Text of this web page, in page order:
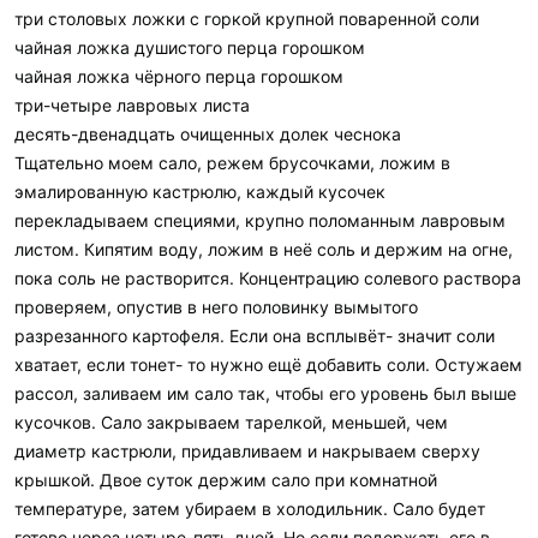
отталкивался .
ингридиенты и оборудование
Нам нужна мясорубка или кухонный измельчитель. Можно и
увеличения калорийности в продуктах.
Сначала берем чайную чашку овсяных «геркулес» (можно
других хлопьев, все зависит от ваших вкусов) измельчаем
хлопья в муку. Отставляем в сторону.
Берем сухофрукты и орехи, каждый выбирает для себя
преимущественные сухофрукты, кому что больше нравиться,
по горсти. Я беру очищенные сушенные грецкие орехи, изюм,
Вариации с сухофруктами множество. Если вы будете
использовать кунжут или другие мелкие семечки, сначала
измельчите их а после уже по горсти добавляйте все
остальное что вам нравится.
Можно добавить все что нравится, но как мы знаем, в горах у
нас обостряются вкусовые рецепты. Составьте для себя
основные вкусы, вкусы кураги+орехи, чернослива+орехи,
финиковый+орехи. Измельчите сухофрукты и орехи до
пастообразной массы.
три столовых ложки с горкой крупной поваренной соли
чайная ложка душистого перца горошком
чайная ложка чёрного перца горошком
три-четыре лавровых листа
десять-двенадцать очищенных долек чеснока
Тщательно моем сало, режем брусочками, ложим в
эмалированную кастрюлю, каждый кусочек
перекладываем специями, крупно поломанным лавровым
листом. Кипятим воду, ложим в неё соль и держим на огне,
пока соль не растворится. Концентрацию солевого раствора
проверяем, опустив в него половинку вымытого
разрезанного картофеля. Если она всплывёт- значит соли
хватает, если тонет- то нужно ещё добавить соли. Остужаем
рассол, заливаем им сало так, чтобы его уровень был выше
кусочков. Сало закрываем тарелкой, меньшей, чем
диаметр кастрюли, придавливаем и накрываем сверху
крышкой. Двое суток держим сало при комнатной
температуре, затем убираем в холодильник. Сало будет